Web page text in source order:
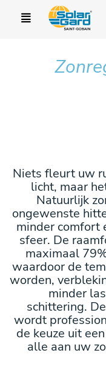
Niets fleurt uw
licht, maar
Natuurlijk
ongewenste
minder comfort
sfeer. De
maximaal
waardoor de
worden,
minder
schittering.
wordt
de keuze uit
alle aan uw